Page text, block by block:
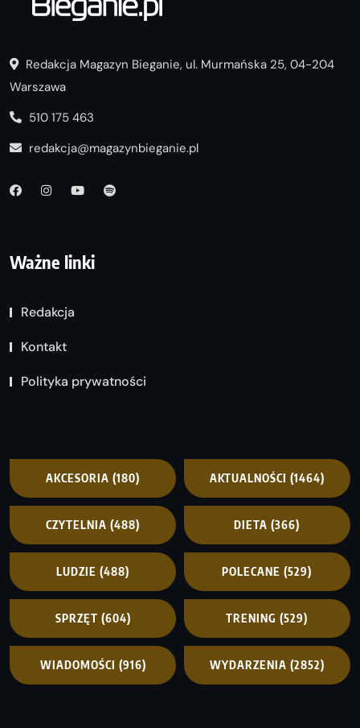
Redakcja Magazyn Bieganie, ul. Murmańska 25, 04-204
Warszawa
510 175 463
redakcja@magazynbieganie.pl
Ważne linki
Redakcja
Kontakt
Polityka prywatności
AKCESORIA (180) AKTUALNOŚCI (1464)
CZYTELNIA (488) DIETA (366)
LUDZIE (488) POLECANE (529)
SPRZĘT (604) TRENING (529)
WIADOMOŚCI (916) WYDARZENIA (2852)